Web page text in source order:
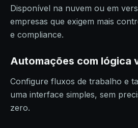
Disponível na nuvem ou em
empresas que exigem mais
e compliance.
Automações com lógica
Configure fluxos de trabalho e
uma interface simples, sem
zero.